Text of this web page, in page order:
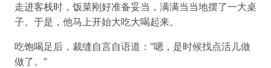
走进客栈时，饭菜刚好准备妥当，满满当当地摆了一大桌
子。于是，他马上开始大吃大喝起来。
吃饱喝足后，裁缝自言自语道：“嗯，是时候找点活儿做
做了。”